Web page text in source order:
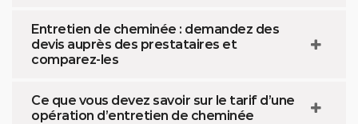
Entretien de cheminée : demandez des
devis auprès des prestataires et
comparez-les
Ce que vous devez savoir sur le tarif d’une
opération d’entretien de cheminée